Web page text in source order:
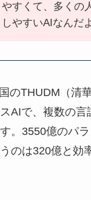
やすくて、多くの
しやすいAIなんだよ
のTHUDM（清
AIで、複数の言
。3550億のパ
のは320億と効